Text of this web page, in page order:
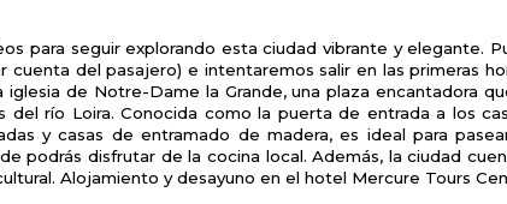
para seguir explorando esta ciudad vibrante y elegante.
del pasajero) e intentaremos salir en las primeras
de Notre-Dame la Grande, una plaza encantadora
río Loira. Conocida como la puerta de entrada a los
y casas de entramado de madera, es ideal para
podrás disfrutar de la cocina local. Además, la ciudad
Alojamiento y desayuno en el hotel Mercure Tours